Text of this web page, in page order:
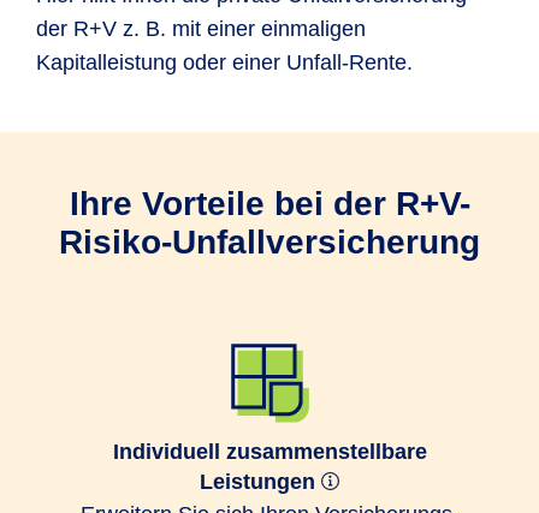
der R+V z. B. mit einer einmaligen
Kapitalleistung oder einer Unfall-Rente.
Ihre Vorteile bei der R+V-
Risiko-Unfallversicherung
Individuell zusammenstellbare
Leistungen